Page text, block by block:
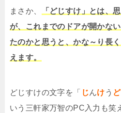
まさか、
「どじすけ」とは、
が、これまでのドアが開かな
たのかと思うと、かな～り長
えます。
どじすけの文字を「 じんけ う
いう三軒家万智のPC入力も笑